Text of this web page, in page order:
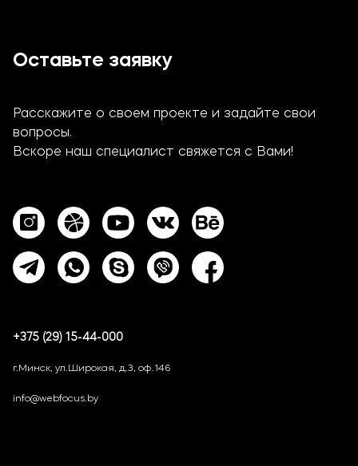
Оставьте заявку
Расскажите о своем проекте и задайте свои
вопросы.
Вскоре наш специалист свяжется с Вами!
+375 (29) 15-44-000
г.Минск, ул.Широкая, д.3, оф.146
info@webfocus.by